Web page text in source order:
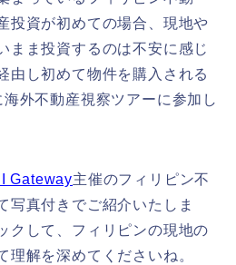
投資が初めての場合、現地や
まま投資するのは不安に感じ
由し初めて物件を購入される
海外不動産視察ツアーに参加し
Gateway主催のフィリピン不
写真付きでご紹介いたしま
クして、フィリピンの現地の
理解を深めてくださいね。